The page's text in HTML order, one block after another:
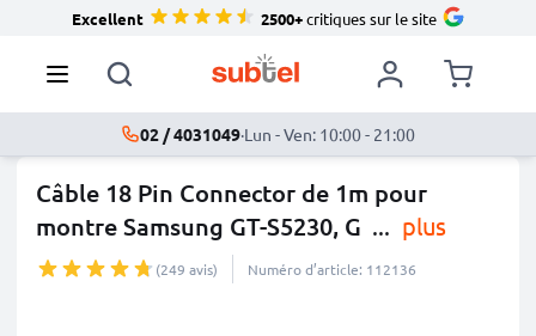
Excellent 2500+critiques sur le site
02 / 4031049·Lun - Ven: 10:00 - 21:00
Câble 18 Pin Connector de 1m pour
montre Samsung GT-S5230, G ... plus
(249 avis) Numéro d’article: 112136